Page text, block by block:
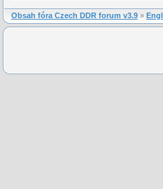
Obsah fóra Czech DDR forum v3.9 »